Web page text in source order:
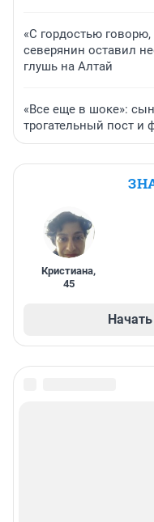
«С гордостью
северянин оставил
глушь на Алтай
«Все еще в шоке»:
трогательный пост и
Кристиана,
45